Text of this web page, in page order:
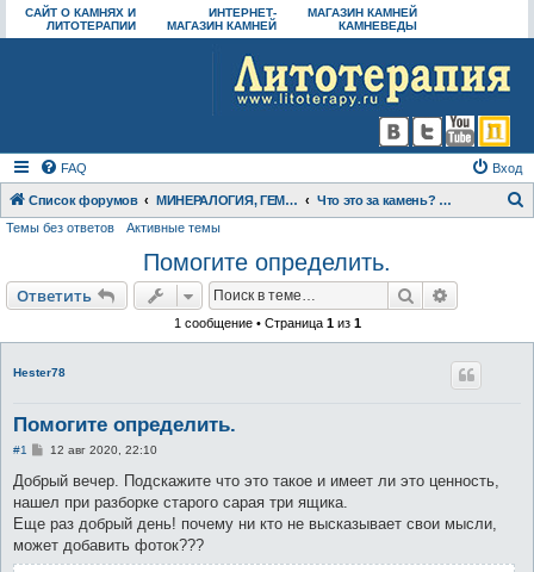
САЙТ О КАМНЯХ И
ЛИТОТЕРАПИИ
ИНТЕРНЕТ-
МАГАЗИН КАМНЕЙ
МАГАЗИН КАМНЕЙ
КАМНЕВЕДЫ
FAQ Вход
Список форумов МИНЕРАЛОГИЯ, ГЕММОЛОГИЯ Что это за камень? Определение камней
Темы без ответов Активные темы
Помогите определить.
Ответить Поиск
1 сообщение • Страница 1из 1
Hester78
Помогите определить.
#1
С
о
щ
е
н
и
е
12 авг 2020, 22:10
Добрый вечер. Подскажите что это такое и имеет ли это ценность,
нашел при разборке старого сарая три ящика.
Еще раз добрый день! почему ни кто не высказывает свои мысли,
может добавить фоток???